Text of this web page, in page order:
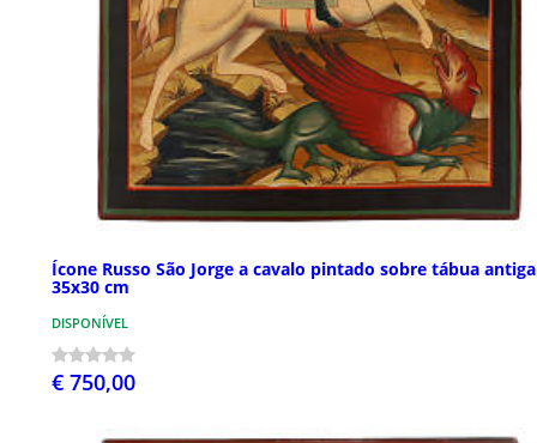
Ícone Russo São Jorge a cavalo pintado sobre tábua antiga
35x30 cm
DISPONÍVEL
€ 750,00